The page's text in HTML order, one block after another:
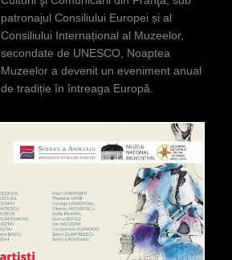
patronajul Consiliului Europei și al
Consiliului Internațional al Muzeelor,
secondate de UNESCO, Noaptea
Muzeelor a devenit un eveniment anual
de tradiție în întreaga Europă.